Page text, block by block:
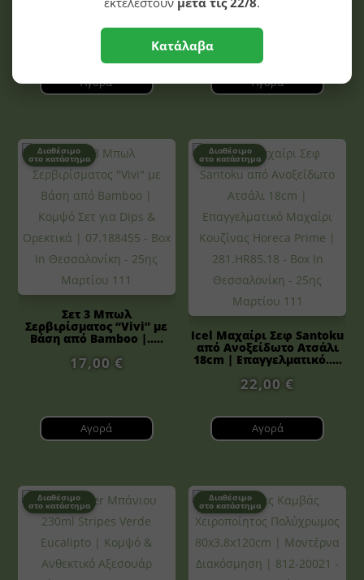
Αγορά Αγορά
Διαθέσιμο
στο κατάστημα
Σετ 3 Μπωλ
Σερβιρίσματος “Vivi” με
Βάση από Bamboo |.....
17,00 €
Αγορά
Διαθέσιμο
στο κατάστημα
Icel Μαχαίρι Σεφ Santoku
από Ανοξείδωτο Ατσάλι
18cm | Επαγγελματικό.....
22,00€
Αγορά
Διαθέσιμο
στο κατάστημα
Διαθέσιμο
στο κατάστημα
Κατάλαβα